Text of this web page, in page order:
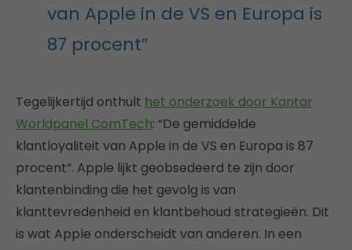
van Apple in de VS en Europa is
87 procent”
Tegelijkertijd onthult het onderzoek door Kantar
Worldpanel ComTech: “De gemiddelde
klantloyaliteit van Apple in de VS en Europa is 87
procent”. Apple lijkt geobsedeerd te zijn door
klantenbinding die het gevolg is van
klanttevredenheid en klantbehoud strategieën. Dit
is wat Apple onderscheidt van anderen. In een